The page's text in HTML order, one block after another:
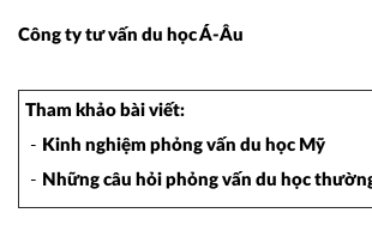
Công ty tư vấn du học Á-Âu
Tham khảo bài viết:
- Kinh nghiệm phỏng vấn du học Mỹ
- Những câu hỏi phỏng vấn du học